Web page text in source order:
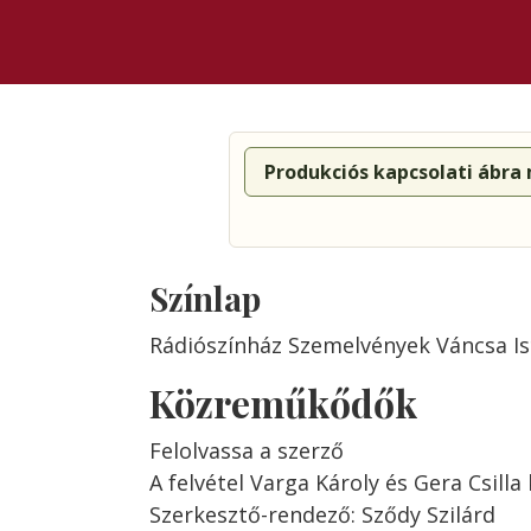
Produkciós kapcsolati
Színlap
Rádiószínház Szemelvények Váncsa
Közreműkődők
Felolvassa a szerző
A felvétel Varga Károly és Gera
Szerkesztő-rendező: Sződy Szilárd